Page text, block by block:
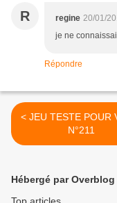
R regine 20/01/
je ne
Répondre
< JEU TESTE POUR VOUS
N°211
Hébergé par Overblog